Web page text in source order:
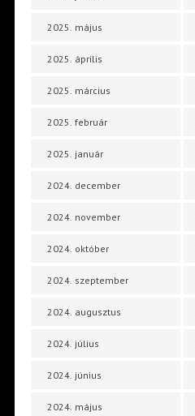
2025. május
2025. április
2025. március
2025. február
2025. január
2024. december
2024. november
2024. október
2024. szeptember
2024. augusztus
2024. július
2024. június
2024. május